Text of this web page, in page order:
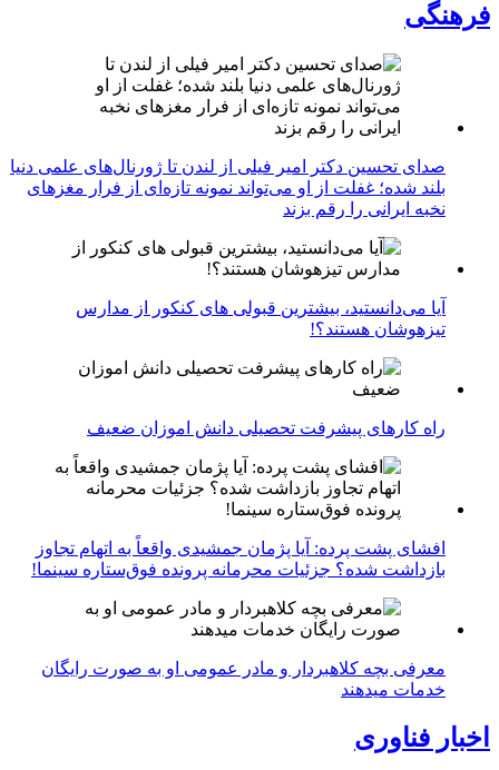
فرهنگی
صدای تحسین دکتر امیر فیلی از لندن تا ژورنال‌های علمی دنیا
بلند شده؛ غفلت از او می‌تواند نمونه تازه‌ای از فرار مغزهای
نخبه ایرانی را رقم بزند
آیا می‌دانستید، بیشترین قبولی های کنکور از مدارس
تیزهوشان هستند؟!
راه کارهای پیشرفت تحصیلی دانش اموزان ضعیف
افشای پشت پرده: آیا پژمان جمشیدی واقعاً به اتهام تجاوز
بازداشت شده؟ جزئیات محرمانه پرونده فوق‌ستاره سینما!
معرفی بچه کلاهبردار و مادر عمومی او به صورت رایگان
خدمات میدهند
اخبار فناوری